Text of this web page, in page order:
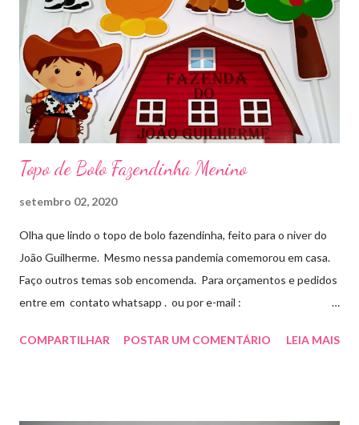
Topo de Bolo Fazendinha Menino
setembro 02, 2020
Olha que lindo o topo de bolo fazendinha, feito para o niver do
João Guilherme. Mesmo nessa pandemia comemorou em casa.
Faço outros temas sob encomenda. Para orçamentos e pedidos
entre em contato whatsapp . ou por e-mail :
COMPARTILHAR
POSTAR UM COMENTÁRIO LEIA MAIS